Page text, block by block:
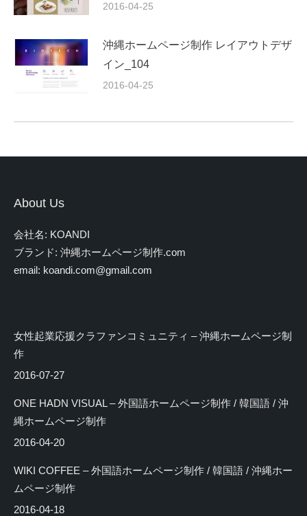
2016-04-25
沖縄ホームページ制作 レイアウトデザ
イン_104
2016-04-25
About Us
会社名: KOANDI
ブランド: 沖縄ホームページ制作.com
email: koandi.com@gmail.com
女性起業応援クラファンコミュニティ – 沖縄ホームページ制
作
2016-07-27
ONE HADN VISUAL – 外国語ホームページ制作 / 韓国語 / 沖
縄ホームページ制作
2016-04-20
WIKI COFFEE – 外国語ホームページ制作 / 韓国語 / 沖縄ホー
ムページ制作
2016-04-18